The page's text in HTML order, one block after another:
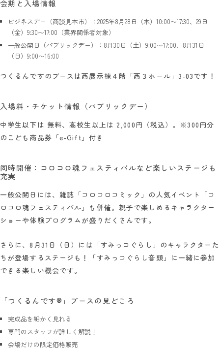
会期と入場情報
ビジネスデー（商談見本市）：2025年8月28日（木）10:00〜17:30、29日
（金）9:30〜17:00（業界関係者対象）
一般公開日（パブリックデー）：8月30日（土）9:00〜17:00、8月31日
（日）9:00〜16:00
つくるんですのブースは西展示棟４階「西３ホール」3-03です！
入場料・チケット情報（パブリックデー）
中学生以下は 無料、高校生以上は 2,000円（税込）。※300円分
のこども商品券「e-Gift」付き
同時開催：コロコロ魂フェスティバルなど楽しいステージも
充実
一般公開日には、雑誌「コロコロコミック」の人気イベント「コ
ロコロ魂フェスティバル」も併催。親子で楽しめるキャラクター
ショーや体験プログラムが盛りだくさんです。
さらに、8月31日（日）には「すみっコぐらし」のキャラクターた
ちが登場するステージも！「すみっコぐらし音頭」に一緒に参加
できる楽しい機会です。
「つくるんです®」ブースの見どころ
完成品を細かく見れる
専門のスタッフが詳しく解説！
会場だけの限定価格販売